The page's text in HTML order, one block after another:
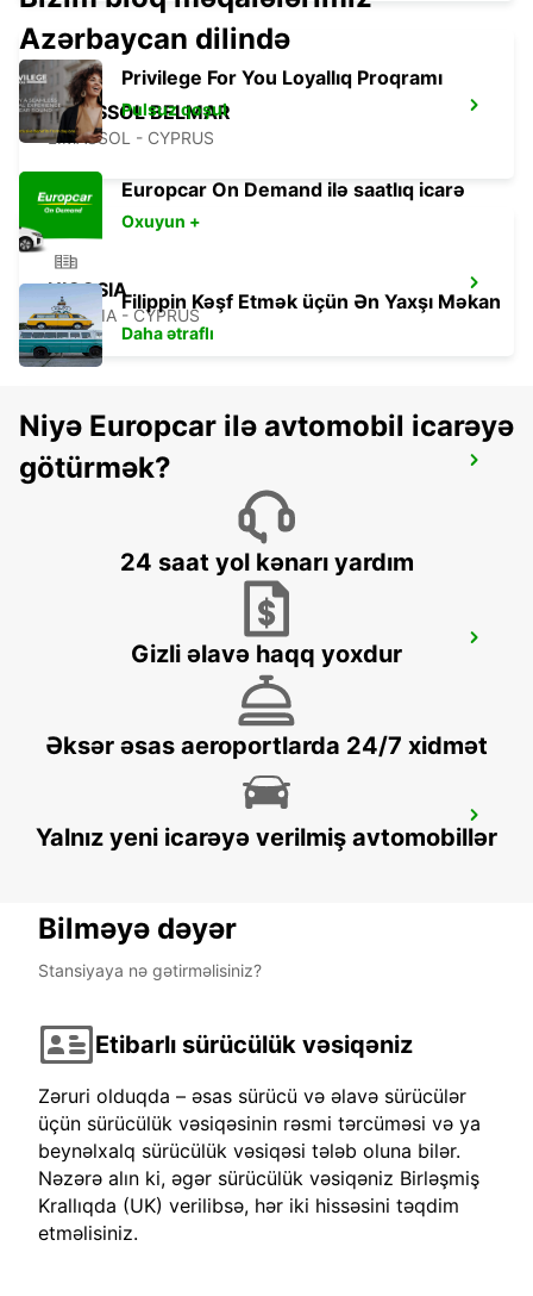
LIMASSOL BELMAR
LIMASSOL - CYPRUS
NICOSIA
NICOSIA - CYPRUS
LARNACA
LARNACA INTERNATIONAL AIRPORT
LARNACA - CYPRUS
PROTARAS
PROTARAS - CYPRUS
Azərbaycan dilində
Privilege For You Loyallıq Proqramı
Pulsuz qoşul
Europcar On Demand ilə saatlıq icarə
Oxuyun +
Filippin Kəşf Etmək üçün Ən Yaxşı Məkan
Daha ətraflı
Niyə Europcar ilə avtomobil icarəyə
götürmək?
24 saat yol kənarı yardım
Gizli əlavə haqq yoxdur
Əksər əsas aeroportlarda 24/7 xidmət
Yalnız yeni icarəyə verilmiş avtomobillər
Bilməyə dəyər
Stansiyaya nə gətirməlisiniz?
Etibarlı sürücülük vəsiqəniz
Zəruri olduqda – əsas sürücü və əlavə sürücülər
üçün sürücülük vəsiqəsinin rəsmi tərcüməsi və ya
beynəlxalq sürücülük vəsiqəsi tələb oluna bilər.
Nəzərə alın ki, əgər sürücülük vəsiqəniz Birləşmiş
Krallıqda (UK) verilibsə, hər iki hissəsini təqdim
etməlisiniz.